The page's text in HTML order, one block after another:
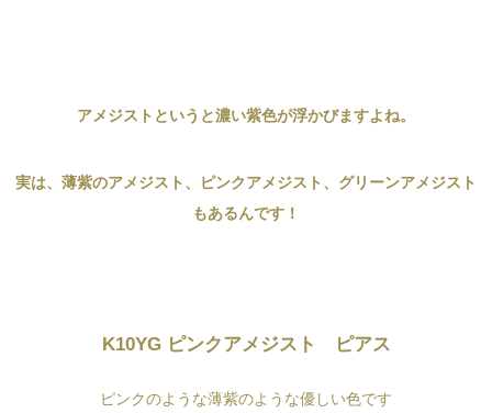
アメジストというと濃い紫色が浮かびますよね。
実は、薄紫のアメジスト、ピンクアメジスト、グリーンアメジスト
もあるんです！
K10YG ピンクアメジスト ピアス
ピンクのような薄紫のような優しい色です